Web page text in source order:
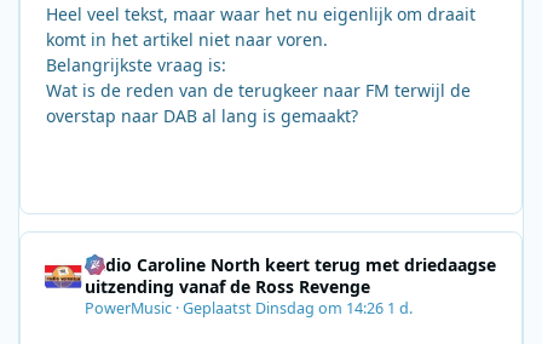
Heel veel tekst, maar waar het nu eigenlijk om draait
komt in het artikel niet naar voren.
Belangrijkste vraag is:
Wat is de reden van de terugkeer naar FM terwijl de
overstap naar DAB al lang is gemaakt?
Radio Caroline North keert terug met driedaagse
uitzending vanaf de Ross Revenge
PowerMusic ·Geplaatst Dinsdag om 14:26 1 d.